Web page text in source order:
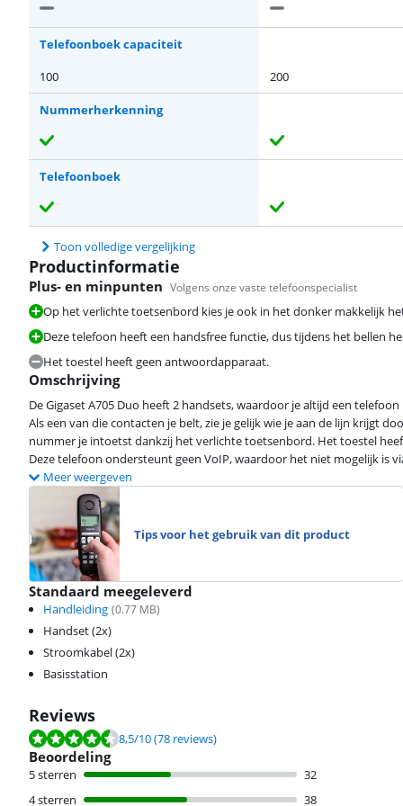
Telefoonboek capaciteit
100
200
Nummerherkenning
Telefoonboek
Toon volledige vergelijking
Productinformatie
Plus- en minpunten Volgens onze vaste telefoonspecialist
Op het verlichte toetsenbord kies je ook in het donker makkelijk
Deze telefoon heeft een handsfree functie, dus tijdens het bellen
Het toestel heeft geen antwoordapparaat.
Omschrijving
De Gigaset A705 Duo heeft 2 handsets, waardoor je altijd een
Als een van die contacten je belt, zie je gelijk wie je aan de lijn krijgt
nummer je intoetst dankzij het verlichte toetsenbord. Het toestel
Deze telefoon ondersteunt geen VoIP, waardoor het niet mogelijk is
Meer weergeven
Tips voor het gebruik van dit product
Standaard meegeleverd
Handleiding (0.77 MB)
Handset (2x)
Stroomkabel (2x)
Basisstation
Reviews
Beoordeling is 8,5 van de 10, gebaseerd op 78 reviews.
8,5/10(78 reviews)
Beoordeling
5 sterren
32
4 sterren
38